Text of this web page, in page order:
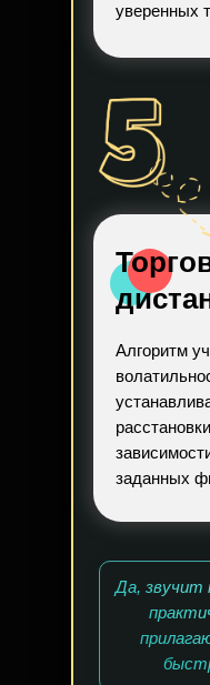
уверенных
Да, звучит
Алгоритм
заданных